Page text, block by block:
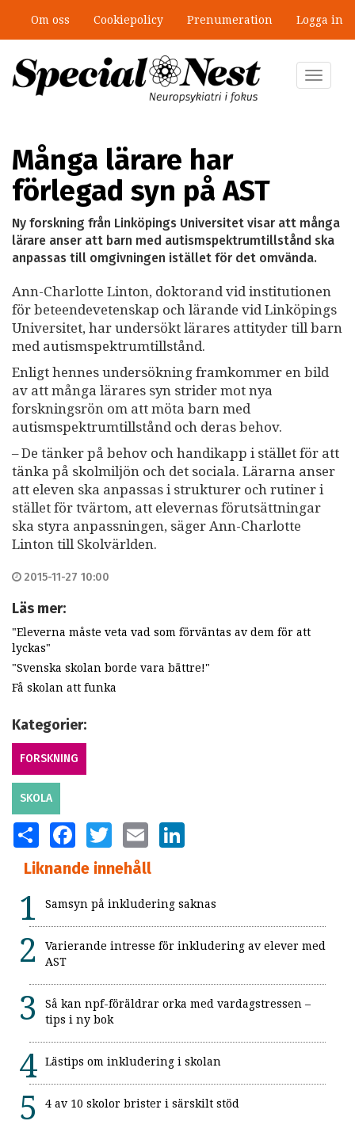
huvudinnehåll
Om oss Cookiepolicy Prenumeration Logga in
Toggle
Många lärare har
förlegad syn på AST
Ny forskning från Linköpings Universitet visar att många
lärare anser att barn med autismspektrumtillstånd ska
anpassas till omgivningen istället för det omvända.
Ann-Charlotte Linton, doktorand vid institutionen
för beteendevetenskap och lärande vid Linköpings
Universitet, har undersökt lärares attityder till barn
med autismspektrumtillstånd.
Enligt hennes undersökning framkommer en bild
av att många lärares syn strider mot nya
forskningsrön om att möta barn med
autismspektrumtillstånd och deras behov.
– De tänker på behov och handikapp i stället för att
tänka på skolmiljön och det sociala. Lärarna anser
att eleven ska anpassas i strukturer och rutiner i
stället för tvärtom, att elevernas förutsättningar
ska styra anpassningen, säger Ann-Charlotte
Linton till Skolvärlden.
2015-11-27 10:00
Läs mer:
"Eleverna måste veta vad som förväntas av dem för att
lyckas"
"Svenska skolan borde vara bättre!"
Få skolan att funka
Kategorier:
FORSKNING
SKOLA
SHARE FACEBOOKTWITTER EMAIL
Liknande innehåll
Samsyn på inkludering saknas
Varierande intresse för inkludering av elever med
AST
Så kan npf-föräldrar orka med vardagstressen –
tips i ny bok
Lästips om inkludering i skolan
4 av 10 skolor brister i särskilt stöd